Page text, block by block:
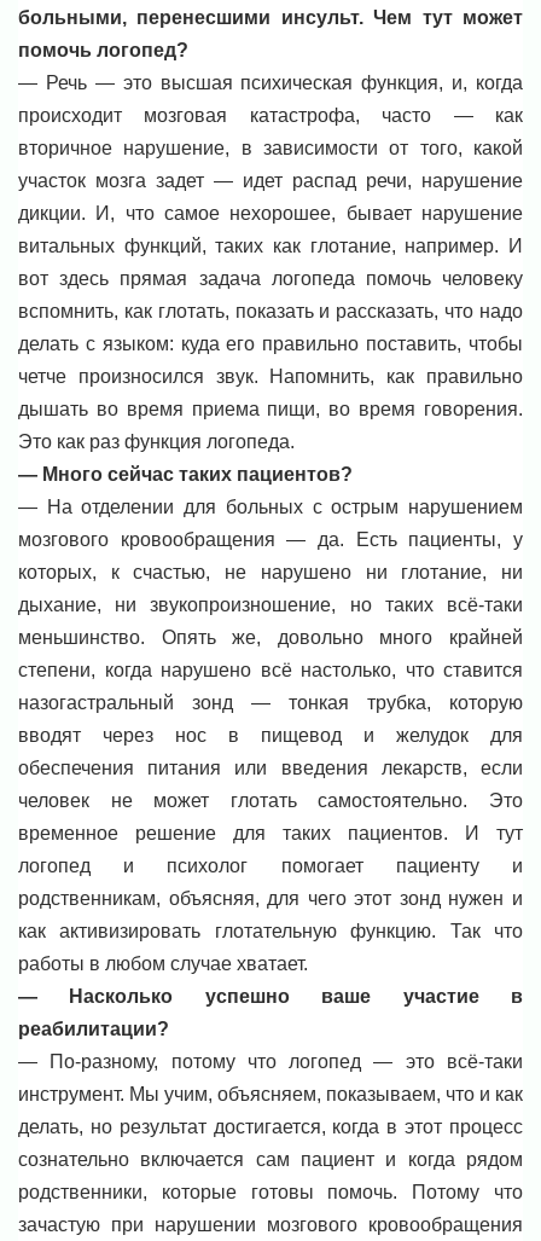
больными, перенесшими инсульт. Чем тут может
помочь логопед?
— Речь — это высшая психическая функция, и, когда
происходит мозговая катастрофа, часто — как
вторичное нарушение, в зависимости от того, какой
участок мозга задет — идет распад речи, нарушение
дикции. И, что самое нехорошее, бывает нарушение
витальных функций, таких как глотание, например. И
вот здесь прямая задача логопеда помочь человеку
вспомнить, как глотать, показать и рассказать, что надо
делать с языком: куда его правильно поставить, чтобы
четче произносился звук. Напомнить, как правильно
дышать во время приема пищи, во время говорения.
Это как раз функция логопеда.
— Много сейчас таких пациентов?
— На отделении для больных с острым нарушением
мозгового кровообращения — да. Есть пациенты, у
которых, к счастью, не нарушено ни глотание, ни
дыхание, ни звукопроизношение, но таких всё-таки
меньшинство. Опять же, довольно много крайней
степени, когда нарушено всё настолько, что ставится
назогастральный зонд — тонкая трубка, которую
вводят через нос в пищевод и желудок для
обеспечения питания или введения лекарств, если
человек не может глотать самостоятельно. Это
временное решение для таких пациентов. И тут
логопед и психолог помогает пациенту и
родственникам, объясняя, для чего этот зонд нужен и
как активизировать глотательную функцию. Так что
работы в любом случае хватает.
— Насколько успешно ваше участие в
реабилитации?
— По-разному, потому что логопед — это всё-таки
инструмент. Мы учим, объясняем, показываем, что и как
делать, но результат достигается, когда в этот процесс
сознательно включается сам пациент и когда рядом
родственники, которые готовы помочь. Потому что
зачастую при нарушении мозгового кровообращения